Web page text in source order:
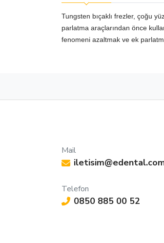
Tungsten bıçaklı frezler, çoğu
parlatma araçlarından önce
fenomeni azaltmak ve ek
Mail
Telefon
0850 885 00 52